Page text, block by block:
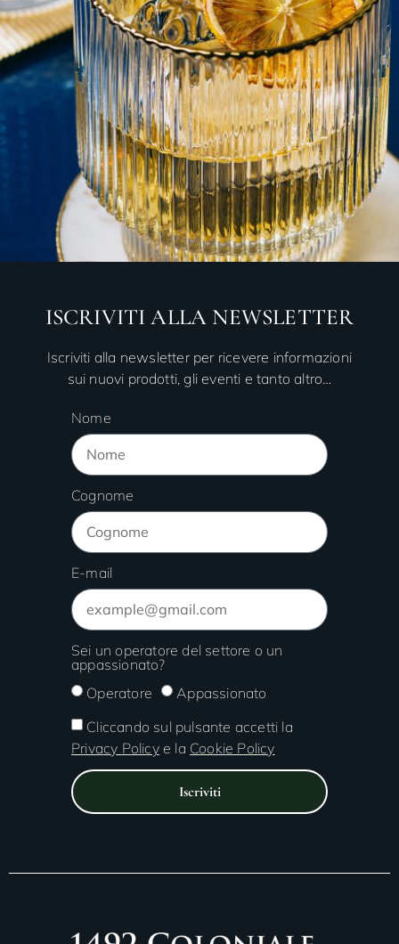
ISCRIVITI ALLA NEWSLETTER
Iscriviti alla newsletter per ricevere informazioni
sui nuovi prodotti, gli eventi e tanto altro…
Nome
Cognome
E-mail
Sei un operatore del settore o un
appassionato?
Operatore
Appassionato
Cliccando sul pulsante accetti la
Privacy Policye la Cookie Policy
Iscriviti